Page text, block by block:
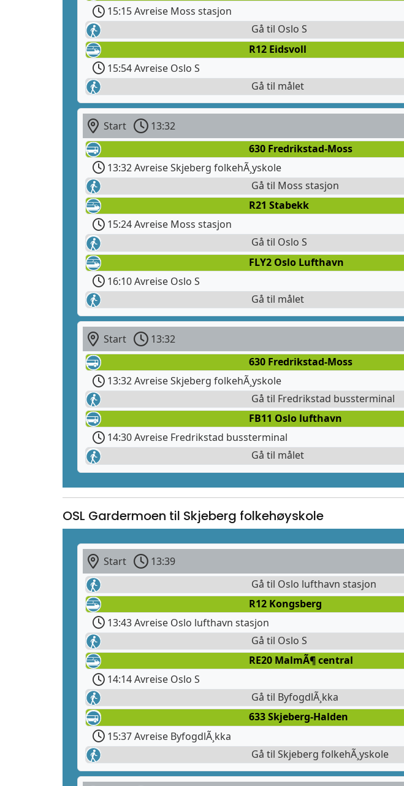
15:15 Avreise Moss stasjon
Gå til Oslo S
R12 Eidsvoll
15:54 Avreise Oslo S
Gå til målet
Start 13:32
630 Fredrikstad-Moss
13:32 Avreise Skjeberg folkehÃ¸yskole
Gå til Moss stasjon
R21 Stabekk
15:24 Avreise Moss stasjon
Gå til Oslo S
FLY2 Oslo Lufthavn
16:10 Avreise Oslo S
Gå til målet
Start 13:32
630 Fredrikstad-Moss
13:32 Avreise Skjeberg folkehÃ¸yskole
Gå til Fredrikstad bussterminal
FB11 Oslo lufthavn
14:30 Avreise Fredrikstad bussterminal
Gå til målet
OSL Gardermoen til Skjeberg folkehøyskole
Start 13:39
Gå til Oslo lufthavn stasjon
R12 Kongsberg
13:43 Avreise Oslo lufthavn stasjon
Gå til Oslo S
RE20 MalmÃ¶ central
14:14 Avreise Oslo S
Gå til ByfogdlÃ¸kka
633 Skjeberg-Halden
15:37 Avreise ByfogdlÃ¸kka
Gå til Skjeberg folkehÃ¸yskole